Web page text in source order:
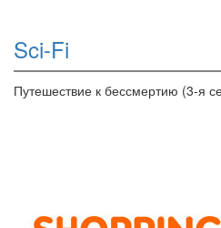
Sci-Fi
Путешествие к бессмертию (3-я